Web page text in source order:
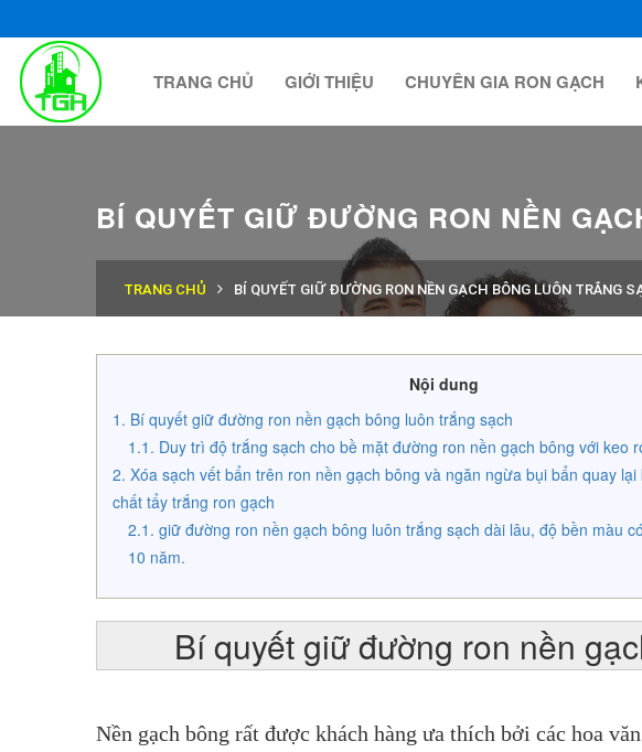
TRANG CHỦ GIỚI THIỆU CHUYÊN GIA RON GẠCH
BÍ QUYẾT GIỮ ĐƯỜNG RON NỀN
TRANG CHỦ BÍ QUYẾT GIỮ ĐƯỜNG RON NỀN GẠCH BÔNG LUÔN TRẮNG
Nội dung
Bí quyết giữ đường ron nền gạch bông luôn trắng sạch
Duy trì độ trắng sạch cho bề mặt đường ron nền gạch bông với keo
Xóa sạch vết bẩn trên ron nền gạch bông và ngăn ngừa bụi bẩn quay
chất tẩy trắng ron gạch
giữ đường ron nền gạch bông luôn trắng sạch dài lâu, độ bền màu
10 năm.
Bí quyết giữ đường ron nền
Nền gạch bông rất được khách hàng ưa thích bởi các hoa